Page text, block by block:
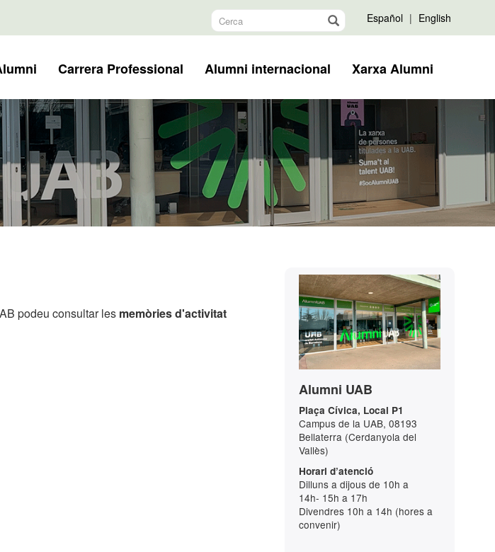
Español | English
Carrera Professional Alumni internacional Xarxa Alumni
podeu consultar les memòries d'activitat
Informació
complementària
Contacte
Alumni UAB
Plaça Cívica, Local P1
Campus de la UAB, 08193
Bellaterra (Cerdanyola del
Vallès)
Horari d’atenció
Dilluns a dijous de 10h a
14h- 15h a 17h
Divendres 10h a 14h (hores a
convenir)